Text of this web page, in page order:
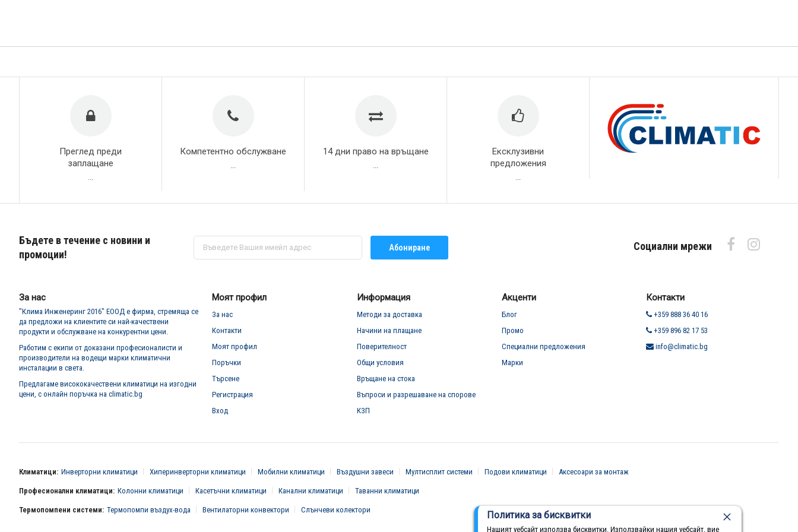
Политика за бисквитки
Нашият уебсайт използва бисквитки. Използвайки нашия уебсайт, вие
Преглед преди
заплащане
Компетентно обслужване 14 дни право на връщане
Ексклузивни
предложения
Бъдете в течение с новини и
промоции!
Абонирай
за
Абониране Социални мрежи
За нас
"Клима Инженеринг 2016" ЕООД е фирма, стремяща се
да предложи на клиентите си най-качествени
продукти и обслужване на конкурентни цени.
Работим с екипи от доказани професионалисти и
производители на водещи марки климатични
инсталации в света.
Предлагаме висококачествени климатици на изгодни
цени, с онлайн поръчка на climatic.bg
Моят профил
За нас
Контакти
Моят профил
Поръчки
Търсене
Регистрация
Вход
Информация
Методи за доставка
Начини на плащане
Поверителност
Общи условия
Връщане на стока
Въпроси и разрешаване на спорове
КЗП
Акценти
Блог
Промо
Специални предложения
Марки
Контакти
+359 888 36 40 16
+359 896 82 17 53
info@climatic.bg
Климатици: Инверторни климатици Хиперинверторни климатици Мобилни климатици Въздушни завеси Мултисплит системи Подови климатици Аксесоари за монтаж
Професионални климатици: Колонни климатици Касетъчни климатици Канални климатици Таванни климатици
Термопомпени системи: Термопомпи въздух-вода Вентилаторни конвектори Слънчеви колектори